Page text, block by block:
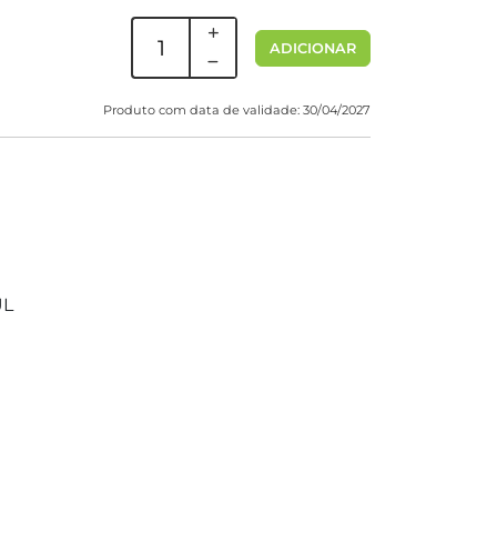
ADICIONAR
Produto com data de validade: 30/04/2027